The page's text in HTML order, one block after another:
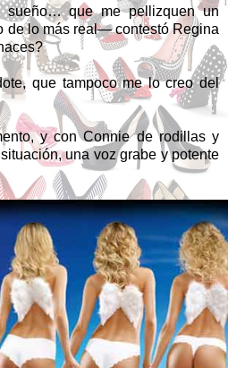
que me pellizquen un
de lo más real— contestó Regina
que tampoco me lo creo del
y con Connie de rodillas y
una voz grabe y potente